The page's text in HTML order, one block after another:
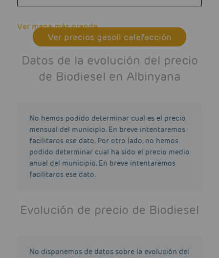
Ver mapa más grande
Ver precios gasoil calefacción
Datos de la evolución del precio
de Biodiesel en Albinyana
No hemos podido determinar cual es el precio
mensual del municipio. En breve intentaremos
facilitaros ese dato. Por otro lado, no hemos
podido determinar cual ha sido el precio medio
anual del municipio. En breve intentaremos
facilitaros ese dato.
Evolución de precio de Biodiesel
No disponemos de datos sobre la evolución del